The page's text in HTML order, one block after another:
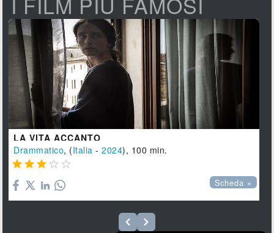
LA VITA ACCANTO
Drammatico, (Italia -2024), 100 min.
    
Scheda »